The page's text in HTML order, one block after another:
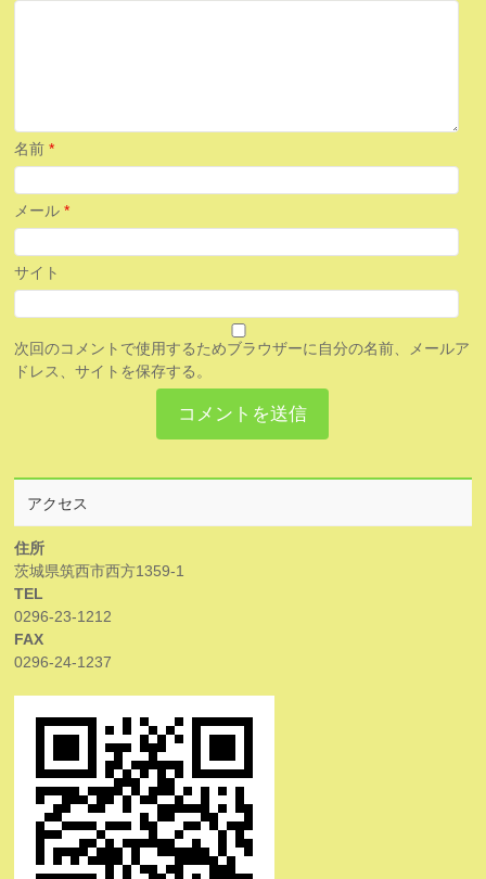
名前*
メール*
サイト
次回のコメントで使用するためブラウザーに自分の名前、メールア
ドレス、サイトを保存する。
アクセス
住所
茨城県筑西市西方1359-1
TEL
0296-23-1212
FAX
0296-24-1237